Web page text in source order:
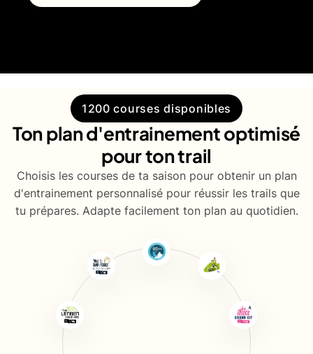
1200 courses disponibles
Ton plan d'entrainement optimisé
pour ton trail
Choisis les courses de ta saison pour obtenir un plan
d'entrainement personnalisé pour réussir les trails que
tu prépares. Adapte facilement ton plan au quotidien.